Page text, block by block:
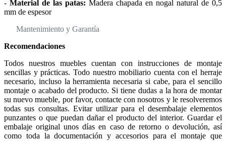
- Material de las patas: Madera chapada en nogal natural de 0,5
mm de espesor
Mantenimiento y Garantía
Recomendaciones
Todos nuestros muebles cuentan con instrucciones de montaje
sencillas y prácticas. Todo nuestro mobiliario cuenta con el herraje
necesario, incluso la herramienta necesaria si cabe, para el sencillo
montaje o acabado del producto. Si tiene dudas a la hora de montar
su nuevo mueble, por favor, contacte con nosotros y le resolveremos
todas sus consultas. Evitar utilizar para el desembalaje elementos
punzantes o que puedan dañar el producto del interior. Guardar el
embalaje original unos días en caso de retorno o devolución, así
como toda la documentación y accesorios para el montaje que